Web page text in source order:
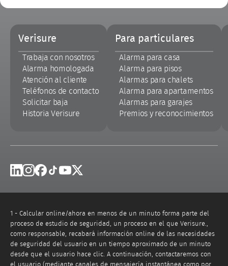
Pie
página
Verisure
Trabaja con nosotros
Alarma homologada
Atención al cliente
Teléfonos de contacto
Solicitar baja
Historia Verisure
Para particulares
Alarma para casa
Alarma para pisos
Alarmas para chalets
Alarma para apartamentos
Alarmas para garajes
Premios y reconocimientos
Linkedin
Instagram
Facebook
Tik TokYoutube
1 - Calcular online/ahora en menos de un minuto forma parte del
proceso de estudio de seguridad, un proceso en el que Verisure.,
como responsable, recabará información online de las necesidades
de seguridad del usuario en un tiempo aproximado de un minuto
desde que el usuario hace clic. A continuación, contactaremos con
el usuario (mediante canales de mensajería instantánea como por